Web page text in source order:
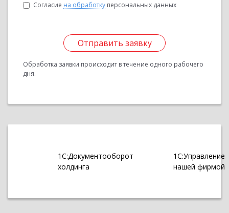
Согласие на обработку персональных данных
Отправить заявку
Обработка заявки происходит в течение одного рабочего
дня.
1С:Документооборот
холдинга
1С:Управление
нашей фирмой